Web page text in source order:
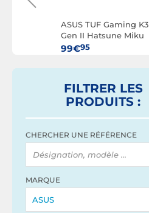
ASUS TUF Gaming K3
Gen II Hatsune Miku
Edition
99€95
FILTRER LES
PRODUITS :
CHERCHER UNE RÉFÉRENCE
MARQUE
ASUS